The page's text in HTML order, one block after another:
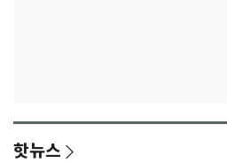
핫뉴스